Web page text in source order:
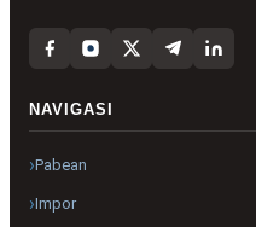
NAVIGASI
Pabean
Impor